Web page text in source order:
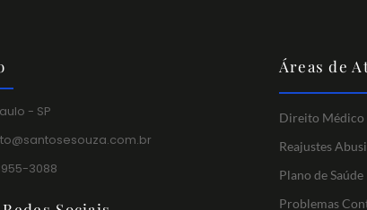
- SP
3088
Áreas de
Direito Médico
Reajustes
Plano de Saúde
Problemas